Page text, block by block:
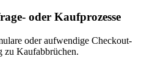
oder Kaufprozesse
oder aufwendige Checkout-
zu Kaufabbrüchen.